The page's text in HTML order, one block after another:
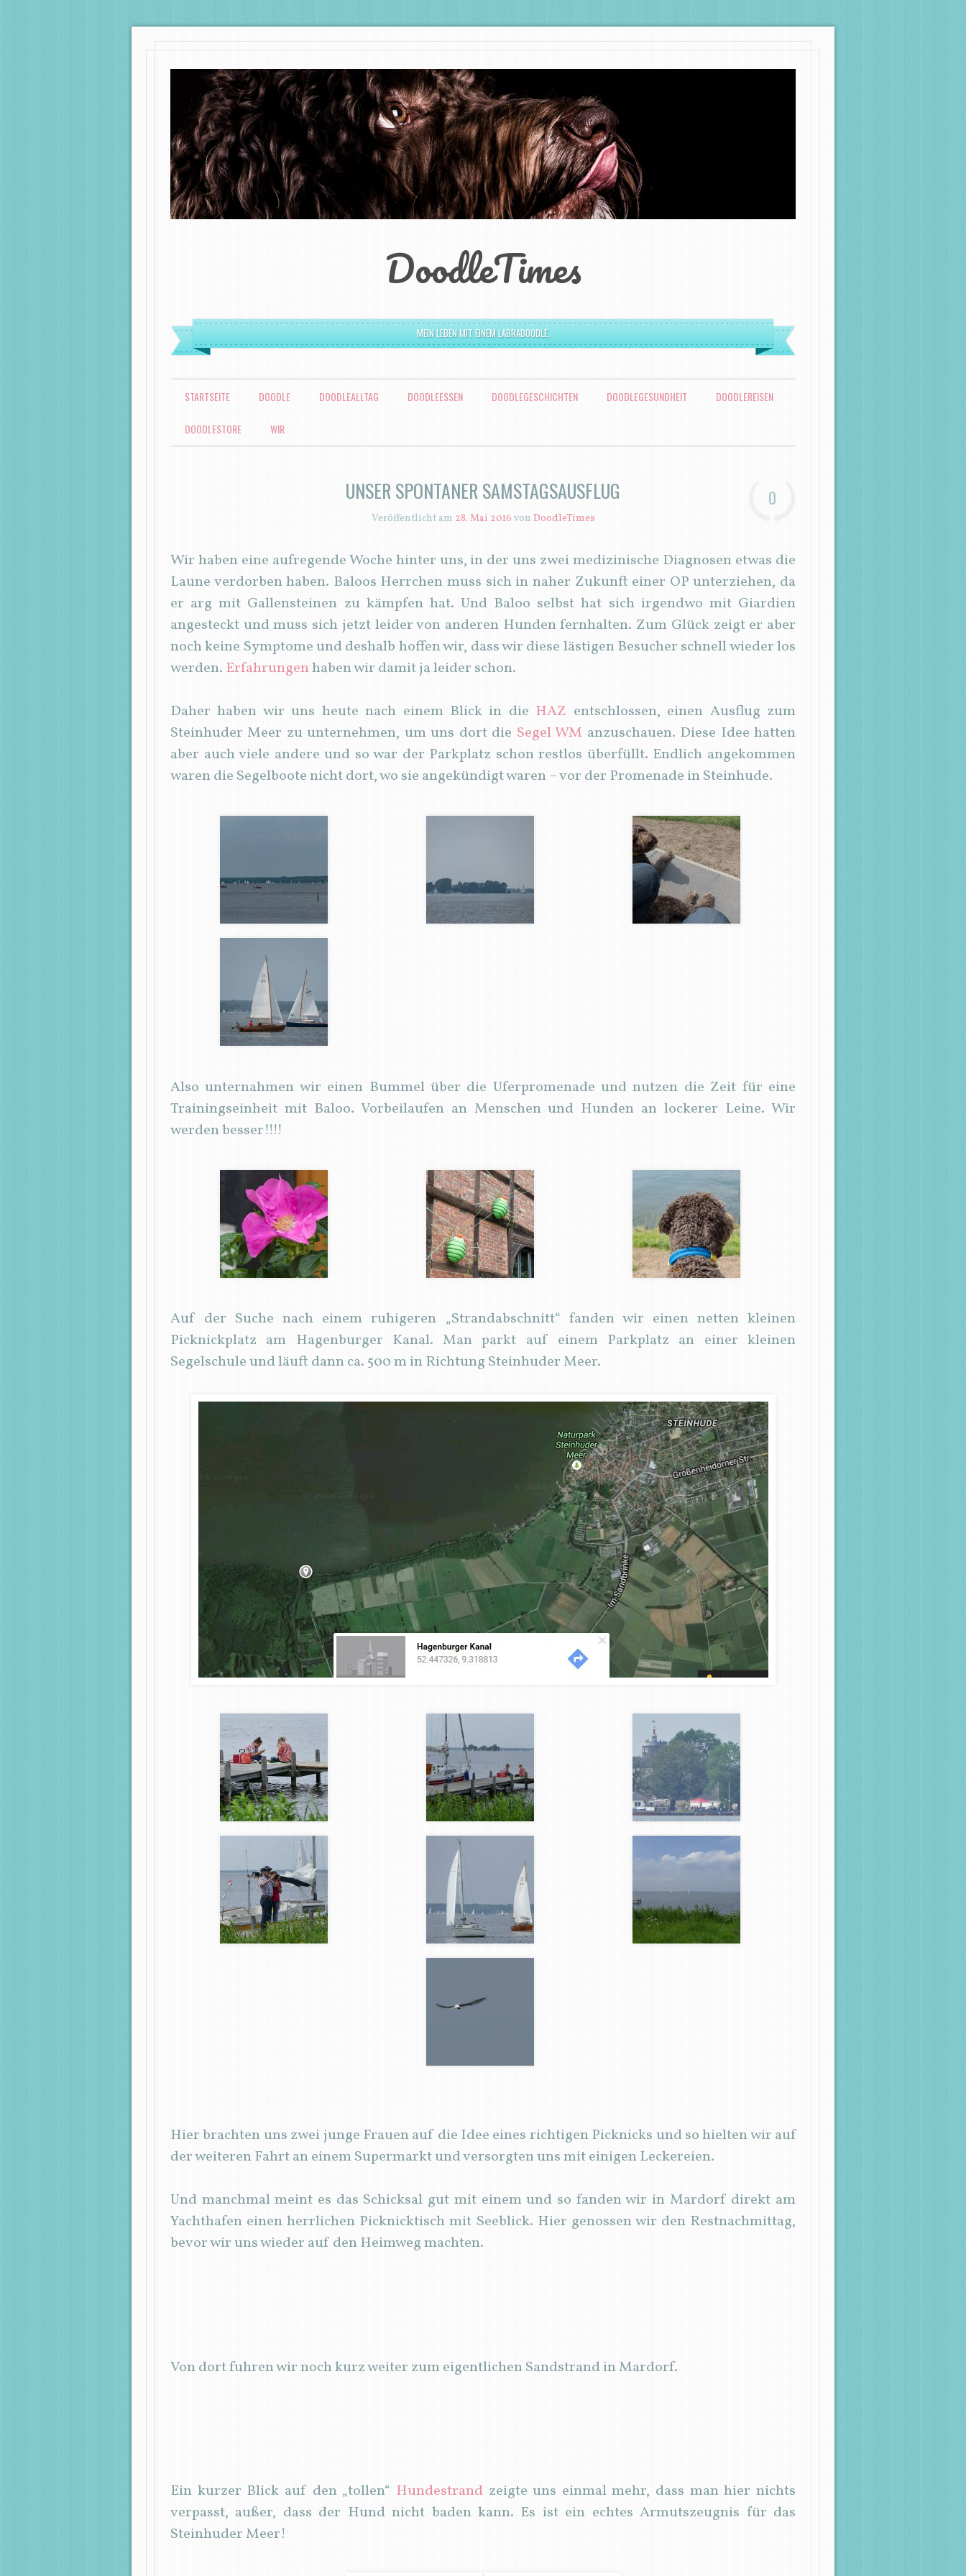
DoodleTimes
MEIN LEBEN MIT EINEM LABRADOODLE.
MENÜ
ZUM INHALT SPRINGEN
STARTSEITE DOODLE DOODLEALLTAG DOODLEESSEN DOODLEGESCHICHTEN DOODLEGESUNDHEIT DOODLEREISEN
DOODLESTORE WIR
UNSER SPONTANER SAMSTAGSAUSFLUG
Veröffentlicht am 28. Mai 2016 von DoodleTimes
0
Wir haben eine aufregende Woche hinter uns, in der uns zwei medizinische Diagnosen etwas die
Laune verdorben haben. Baloos Herrchen muss sich in naher Zukunft einer OP unterziehen, da
er arg mit Gallensteinen zu kämpfen hat. Und Baloo selbst hat sich irgendwo mit Giardien
angesteckt und muss sich jetzt leider von anderen Hunden fernhalten. Zum Glück zeigt er aber
noch keine Symptome und deshalb hoffen wir, dass wir diese lästigen Besucher schnell wieder los
werden. Erfahrungenhaben wir damit ja leider schon.
Daher haben wir uns heute nach einem Blick in die HAZ entschlossen, einen Ausflug zum
Steinhuder Meer zu unternehmen, um uns dort die Segel WM anzuschauen. Diese Idee hatten
aber auch viele andere und so war der Parkplatz schon restlos überfüllt. Endlich angekommen
waren die Segelboote nicht dort, wo sie angekündigt waren – vor der Promenade in Steinhude.
Also unternahmen wir einen Bummel über die Uferpromenade und nutzen die Zeit für eine
Trainingseinheit mit Baloo. Vorbeilaufen an Menschen und Hunden an lockerer Leine. Wir
werden besser!!!!
Auf der Suche nach einem ruhigeren „Strandabschnitt“ fanden wir einen netten kleinen
Picknickplatz am Hagenburger Kanal. Man parkt auf einem Parkplatz an einer kleinen
Segelschule und läuft dann ca. 500 m in Richtung Steinhuder Meer.
Hier brachten uns zwei junge Frauen auf die Idee eines richtigen Picknicks und so hielten wir auf
der weiteren Fahrt an einem Supermarkt und versorgten uns mit einigen Leckereien.
Und manchmal meint es das Schicksal gut mit einem und so fanden wir in Mardorf direkt am
Yachthafen einen herrlichen Picknicktisch mit Seeblick. Hier genossen wir den Restnachmittag,
bevor wir uns wieder auf den Heimweg machten.
Von dort fuhren wir noch kurz weiter zum eigentlichen Sandstrand in Mardorf.
Ein kurzer Blick auf den „tollen“ Hundestrand zeigte uns einmal mehr, dass man hier nichts
verpasst, außer, dass der Hund nicht baden kann. Es ist ein echtes Armutszeugnis für das
Steinhuder Meer!